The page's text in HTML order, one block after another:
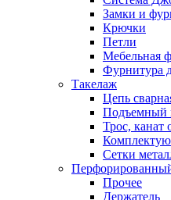
Замки и
Крючки
Петли
Мебельная
Фурнитура
Такелаж
Цепь
Подъемный
Трос, канат
Сетки
Прочее
Держатель